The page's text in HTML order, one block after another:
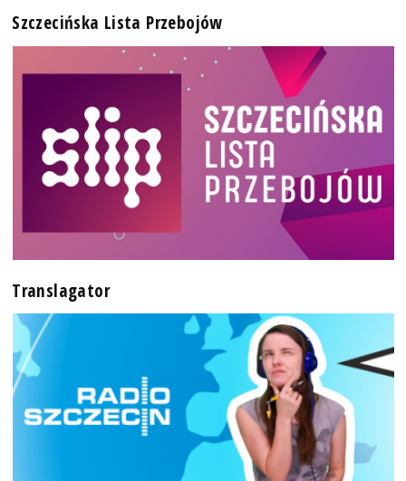
Szczecińska Lista Przebojów
Translagator